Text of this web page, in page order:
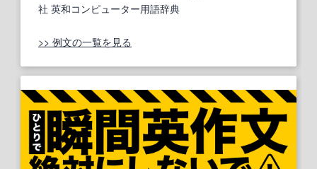
社 英和コンピューター用語辞典
>> 例文の一覧を見る